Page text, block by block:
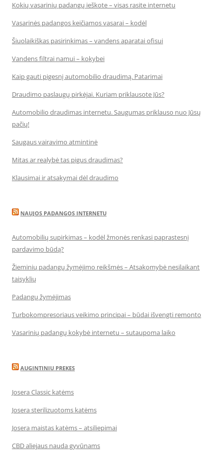
Kokių vasarinių padangų ieškote – visas rasite internetu
Vasarinės padangos keičiamos vasarai – kodėl
Šiuolaikiškas pasirinkimas – vandens aparatai ofisui
Vandens filtrai namui – kokybei
Kaip gauti pigesnį automobilio draudimą. Patarimai
Draudimo paslaugų pirkėjai. Kuriam priklausote Jūs?
Automobilio draudimas internetu. Saugumas priklauso nuo Jūsų
pačių!
Saugaus vairavimo atmintinė
Mitas ar realybė tas pigus draudimas?
Klausimai ir atsakymai dėl draudimo
NAUJOS PADANGOS INTERNETU
Automobilių supirkimas – kodėl žmonės renkasi paprastesnį
pardavimo būdą?
Žieminių padangų žymėjimo reikšmės – Atsakomybė nesilaikant
taisyklių
Padangų žymėjimas
Turbokompresoriaus veikimo principai – būdai išvengti remonto
Vasarinių padangų kokybė internetu – sutaupoma laiko
AUGINTINIU PREKES
Josera Classic katėms
Josera sterilizuotoms katėms
Josera maistas katėms – atsiliepimai
CBD aliejaus nauda gyvūnams